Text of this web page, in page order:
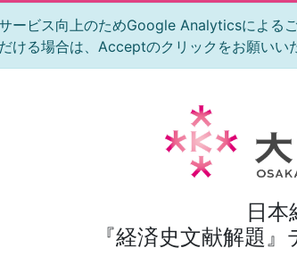
ービス向上のためGoogle Analyticsによる
ける場合は、Acceptのクリックをお願いい
日本
『経済史文献解題